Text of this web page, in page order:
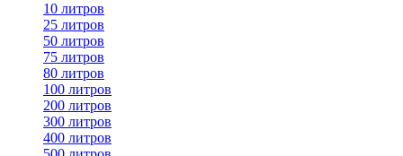
10 литров
25 литров
50 литров
75 литров
80 литров
100 литров
200 литров
300 литров
400 литров